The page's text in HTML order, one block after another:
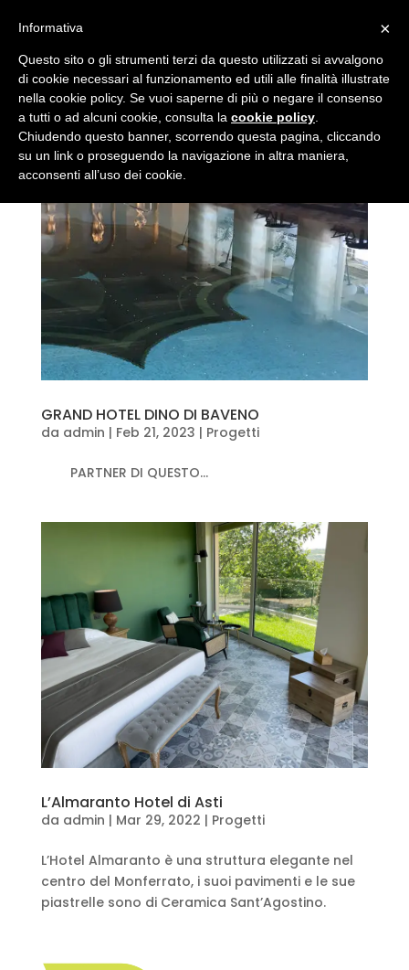
GRAND HOTEL DINO DI BAVENO
da admin | Feb 21, 2023 | Progetti
PARTNER DI QUESTO...
L’Almaranto Hotel di Asti
da admin | Mar 29, 2022 | Progetti
L’Hotel Almaranto è una struttura elegante nel
centro del Monferrato, i suoi pavimenti e le sue
piastrelle sono di Ceramica Sant’Agostino.
×
Informativa
Questo sito o gli strumenti terzi da questo utilizzati si avvalgono
di cookie necessari al funzionamento ed utili alle finalità illustrate
nella cookie policy. Se vuoi saperne di più o negare il consenso
a tutti o ad alcuni cookie, consulta la cookie policy
Chiudendo questo banner, scorrendo questa pagina, cliccando
su un link o proseguendo la navigazione in altra maniera,
acconsenti all’uso dei cookie.